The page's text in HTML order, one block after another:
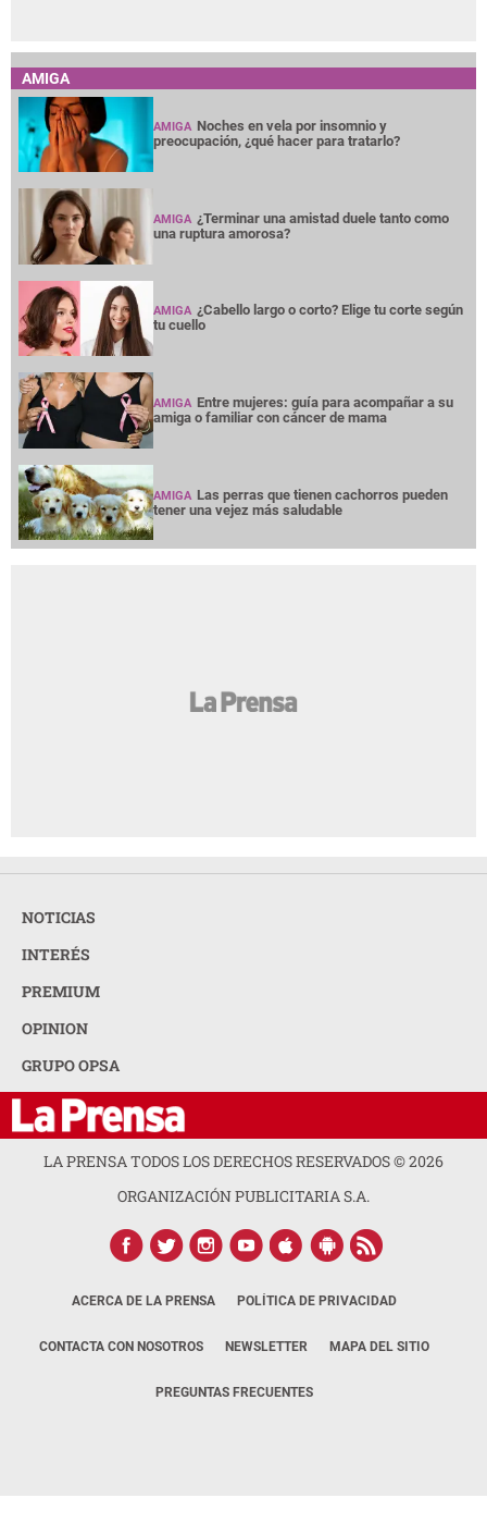
AMIGA
AMIGA Noches en vela por insomnio y
preocupación, ¿qué hacer para tratarlo?
AMIGA ¿Terminar una amistad duele tanto como
una ruptura amorosa?
AMIGA ¿Cabello largo o corto? Elige tu corte según
tu cuello
AMIGA Entre mujeres: guía para acompañar a su
amiga o familiar con cáncer de mama
AMIGA Las perras que tienen cachorros pueden
tener una vejez más saludable
NOTICIAS
INTERÉS
PREMIUM
OPINION
GRUPO OPSA
LA PRENSA TODOS LOS DERECHOS RESERVADOS ©2026
ORGANIZACIÓN PUBLICITARIA S.A.
ACERCA DE LA PRENSA POLÍTICA DE PRIVACIDAD
CONTACTA CON NOSOTROS NEWSLETTER MAPA DEL SITIO
PREGUNTAS FRECUENTES